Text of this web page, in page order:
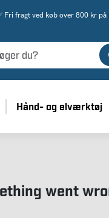
Fri fragt ved køb over 800 kr
Hånd- og elværktøj
went